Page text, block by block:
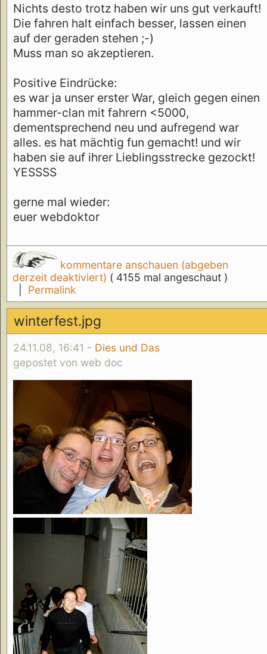
Nichts desto trotz haben wir uns gut verkauft!
Die fahren halt einfach besser, lassen einen
auf der geraden stehen ;-)
Muss man so akzeptieren.
Positive Eindrücke:
es war ja unser erster War, gleich gegen einen
hammer-clan mit fahrern <5000,
dementsprechend neu und aufregend war
alles. es hat mächtig fun gemacht! und wir
haben sie auf ihrer Lieblingsstrecke gezockt!
YESSSS
gerne mal wieder:
euer webdoktor
kommentare anschauen (abgeben
derzeit deaktiviert) ( 4155 mal angeschaut )
Permalink
winterfest.jpg
24.11.08, 16:41 - Dies und Das
gepostet von web doc